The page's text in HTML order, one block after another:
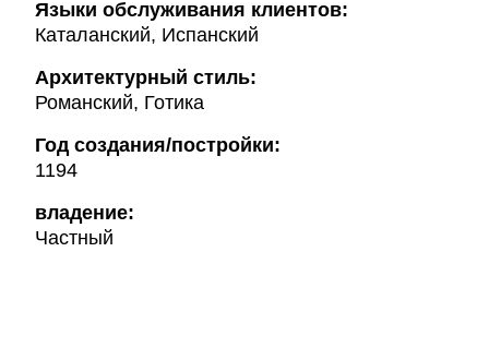
Языки обслуживания клиентов:
Каталанский, Испанский
Архитектурный стиль:
Романский, Готика
Год создания/постройки:
1194
владение:
Частный